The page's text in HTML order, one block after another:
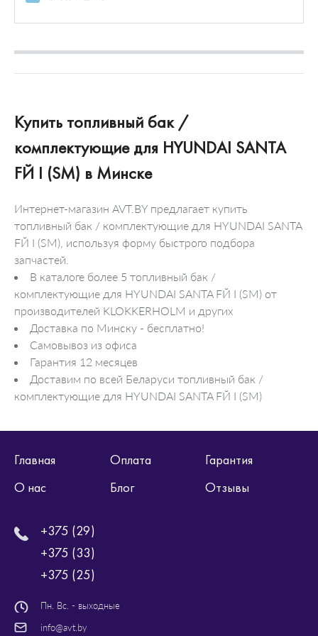
Датчик / зонд
Подвесной подшипник
Купить топливный бак /
комплектующие для HYUNDAI SANTA
FЙ I (SM) в Минске
Интернет-магазин AVT.BY предлагает купить
топливный бак / комплектующие для HYUNDAI SANTA
FЙ I (SM), используя форму быстрого подбора
запчастей.
В каталоге более 5 топливный бак /
комплектующие для HYUNDAI SANTA FЙ I (SM) от
производителей KLOKKERHOLM и других
Доставка по Минску - бесплатно!
Самовывоз из офиса
Гарантия 12 месяцев
Доставим по всей Беларуси топливный бак /
комплектующие для HYUNDAI SANTA FЙ I (SM)
Главная Оплата
Гарантия
О нас
Блог Отзывы
+375 (29)
+375 (33)
+375 (25)
Пн. Вс. - выходные
info@avt.by